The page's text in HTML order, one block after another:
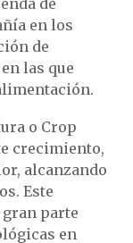
en los
de
las que
o Crop
crecimiento,
alcanzando
Este
parte
en